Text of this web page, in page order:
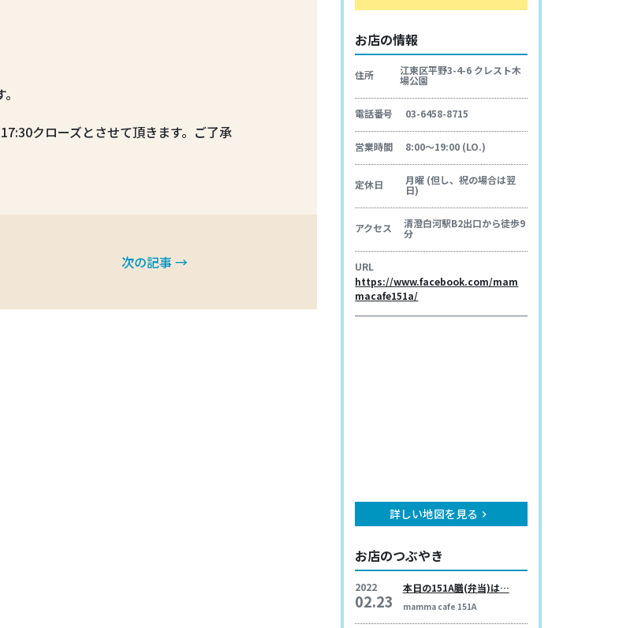
クローズとさせて頂きます。ご了承
次の記事 →
お店の情報
住所 江東区平野3-4-6 クレスト木
場公園
電話番号 03-6458-8715
営業時間 8:00～19:00 (LO.)
定休日 月曜 (但し、祝の場合は翌
日)
アクセス 清澄白河駅B2出口から徒歩9
分
URL
https://www.facebook.com/mam
macafe151a/
詳しい地図を見る keyboard_arrow_right
お店のつぶやき
2022
02.23
本日の151A膳(弁当)は…
mamma cafe 151A